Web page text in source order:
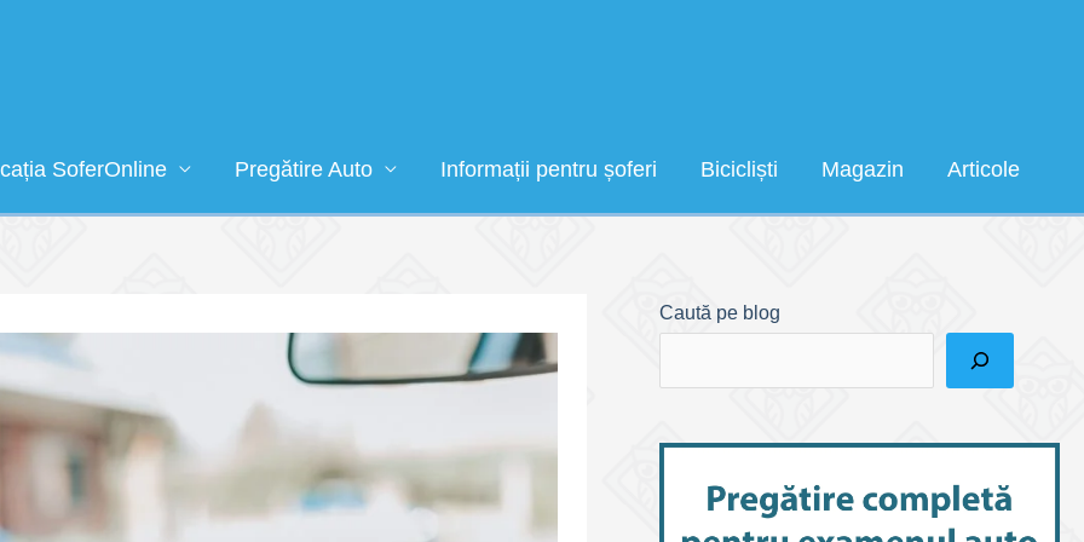
SoferOnline Pregătire Auto Informații pentru șoferi Bicicliști Magazin Articole
Caută pe blog